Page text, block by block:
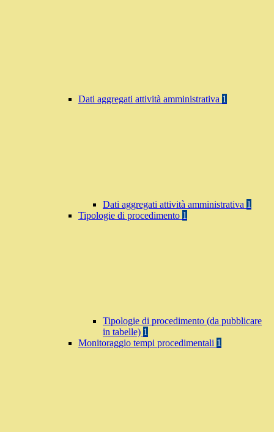
Dati aggregati attività amministrativa 1
Dati aggregati attività amministrativa 1
Tipologie di procedimento 1
Tipologie di procedimento (da pubblicare
in tabelle) 1
Monitoraggio tempi procedimentali 1